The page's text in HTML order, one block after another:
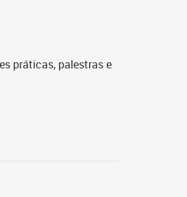
práticas, palestras e